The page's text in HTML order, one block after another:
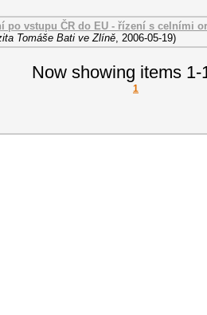
po vstupu ČR do EU - řízení s celními
Tomáše Bati ve Zlíně, 2006-05-19)
Now showing items 1-
1